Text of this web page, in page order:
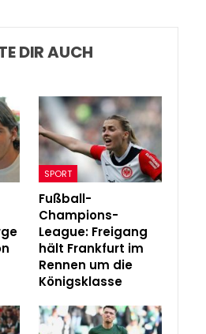
DIR AUCH
SPORT
Fußball-
Champions-
League: Freigang
hält Frankfurt im
Rennen um die
Königsklasse